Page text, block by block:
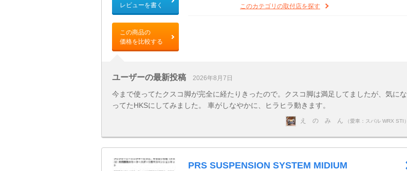
レビューを書く
この商品の
価格を比較する
このカテゴリの取付店を探す
ユーザーの最新投稿 2026年8月7日
今まで使ってたクスコ脚が完全に経たりきったので。クスコ脚は満足してましたが、気にな
ってたHKSにしてみました。 車がしなやかに、ヒラヒラ動きます。
え の み ん （愛車：スバル WRX STI）
PRS SUSPENSION SYSTEM MIDIUM